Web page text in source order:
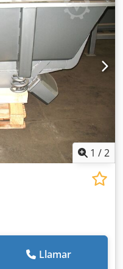
1 /2
Llamar